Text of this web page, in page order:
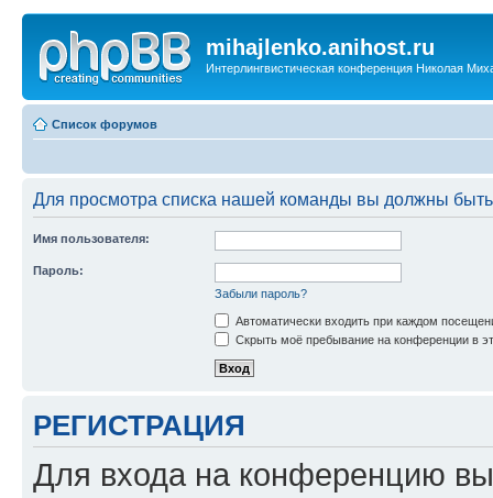
mihajlenko.anihost.ru
Интерлингвистическая конференция Николая
Список форумов
Для просмотра списка нашей команды вы должны
Имя пользователя:
Пароль:
Забыли пароль?
Автоматически входить при каждом
Скрыть моё пребывание на конференции в
РЕГИСТРАЦИЯ
Для входа на конференцию